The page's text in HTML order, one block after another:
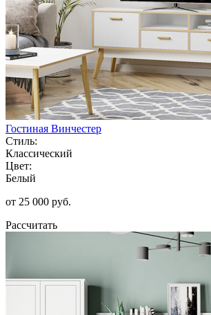
Гостиная Винчестер
Стиль:
Классический
Цвет:
Белый
от 25 000 руб.
Рассчитать